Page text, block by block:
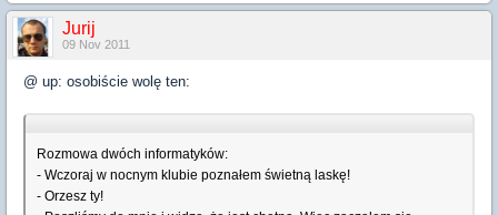
Jurij
09 Nov 2011
@ up: osobiście wolę ten:
Rozmowa dwóch informatyków:
- Wczoraj w nocnym klubie poznałem świetną laskę!
- Orzesz ty!